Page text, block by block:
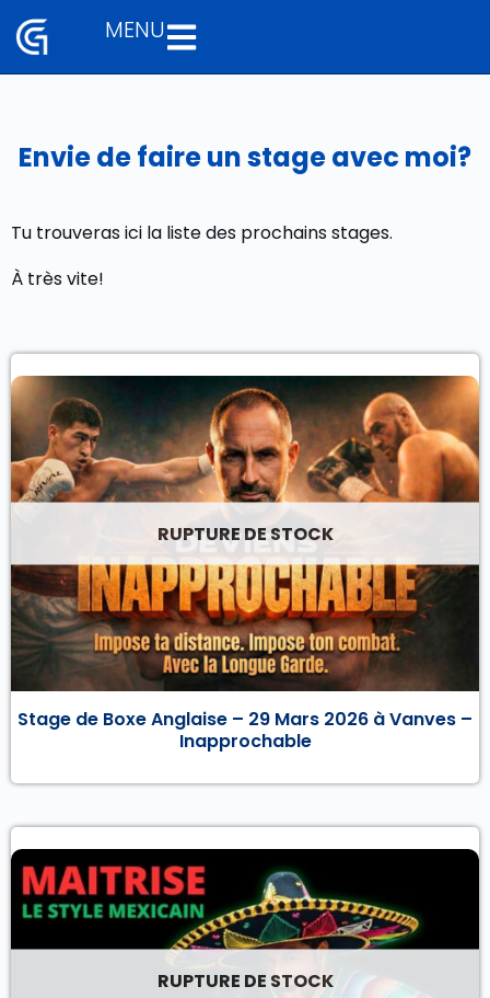
Aller
MENU
Envie de faire un stage avec moi?
Tu trouveras ici la liste des prochains stages.
À très vite!
RUPTURE DE STOCK
Stage de Boxe Anglaise – 29 Mars 2026 à Vanves –
Inapprochable
RUPTURE DE STOCK